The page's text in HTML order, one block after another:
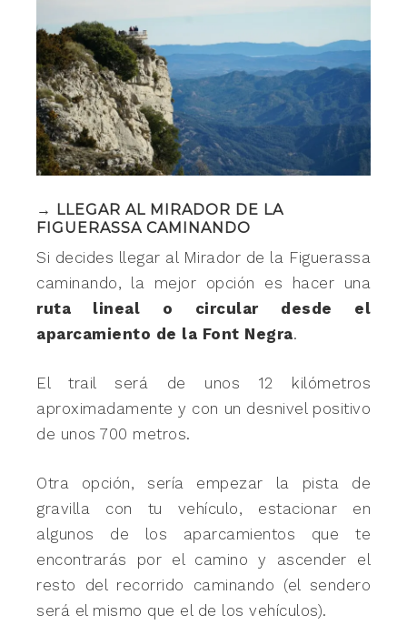
→ LLEGAR AL MIRADOR DE LA
FIGUERASSA CAMINANDO
Si decides llegar al Mirador de la Figuerassa
caminando, la mejor opción es hacer una
ruta lineal o circular desde el
aparcamiento de la Font Negra.
El trail será de unos 12 kilómetros
aproximadamente y con un desnivel positivo
de unos 700 metros.
Otra opción, sería empezar la pista de
gravilla con tu vehículo, estacionar en
algunos de los aparcamientos que te
encontrarás por el camino y ascender el
resto del recorrido caminando (el sendero
será el mismo que el de los vehículos).